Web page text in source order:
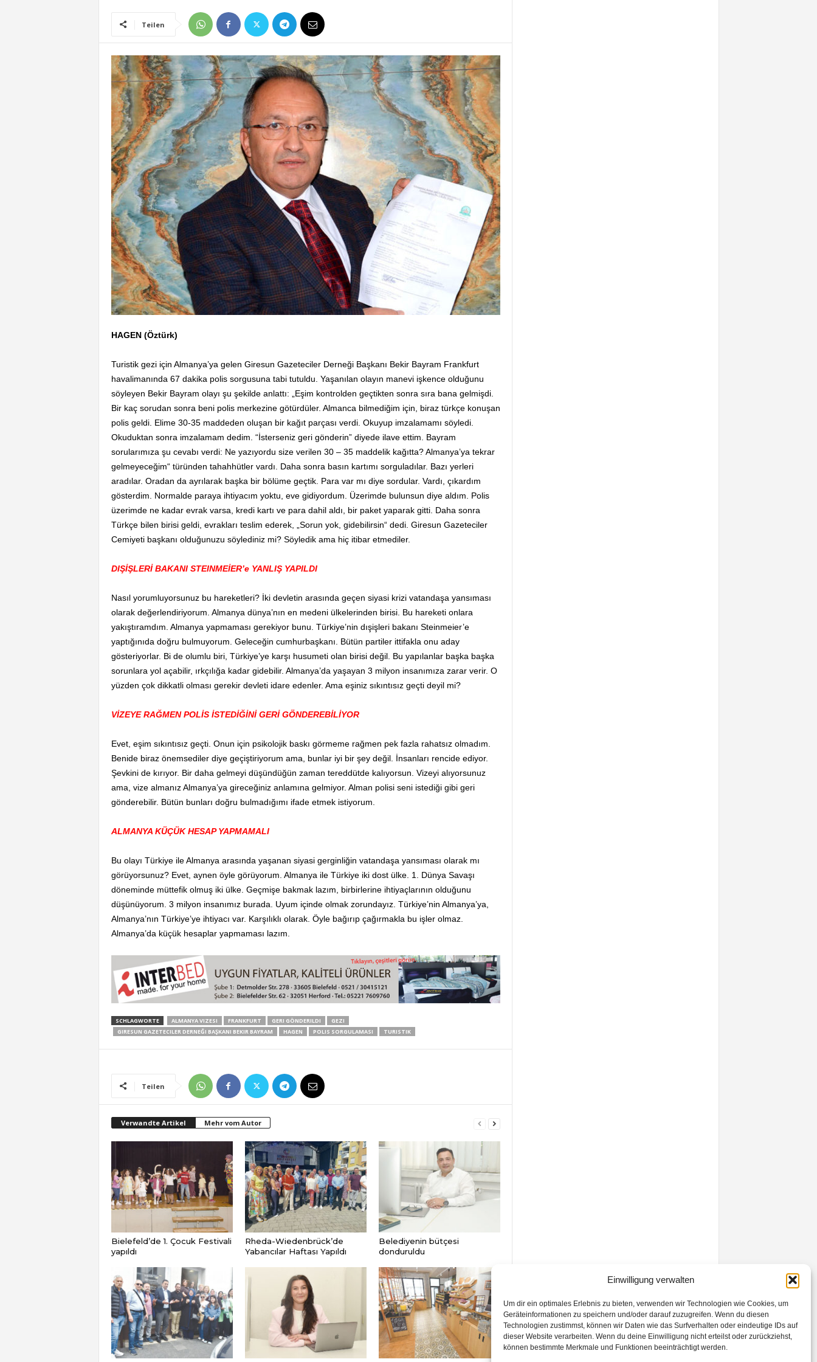
Einwilligung verwalten
Um dir ein optimales Erlebnis zu bieten, verwenden wir Technologien wie Cookies, um
Geräteinformationen zu speichern und/oder darauf zuzugreifen. Wenn du diesen
Technologien zustimmst, können wir Daten wie das Surfverhalten oder eindeutige IDs auf
dieser Website verarbeiten. Wenn du deine Einwilligung nicht erteilst oder zurückziehst,
können bestimmte Merkmale und Funktionen beeinträchtigt werden.
Teilen
HAGEN (Öztürk)
Turistik gezi için Almanya’ya gelen Giresun Gazeteciler Derneği Başkanı Bekir Bayram Frankfurt
havalimanında 67 dakika polis sorgusuna tabi tutuldu. Yaşanılan olayın manevi işkence olduğunu
söyleyen Bekir Bayram olayı şu şekilde anlattı: „Eşim kontrolden geçtikten sonra sıra bana gelmişdi.
Bir kaç sorudan sonra beni polis merkezine götürdüler. Almanca bilmediğim için, biraz türkçe konuşan
polis geldi. Elime 30-35 maddeden oluşan bir kağıt parçası verdi. Okuyup imzalamamı söyledi.
Okuduktan sonra imzalamam dedim. “İsterseniz geri gönderin” diyede ilave ettim. Bayram
sorularımıza şu cevabı verdi: Ne yazıyordu size verilen 30 – 35 maddelik kağıtta? Almanya’ya tekrar
gelmeyeceğim“ türünden tahahhütler vardı. Daha sonra basın kartımı sorguladılar. Bazı yerleri
aradılar. Oradan da ayrılarak başka bir bölüme geçtik. Para var mı diye sordular. Vardı, çıkardım
gösterdim. Normalde paraya ihtiyacım yoktu, eve gidiyordum. Üzerimde bulunsun diye aldım. Polis
üzerimde ne kadar evrak varsa, kredi kartı ve para dahil aldı, bir paket yaparak gitti. Daha sonra
Türkçe bilen birisi geldi, evrakları teslim ederek, „Sorun yok, gidebilirsin“dedi. Giresun Gazeteciler
Cemiyeti başkanı olduğunuzu söylediniz mi? Söyledik ama hiç itibar etmediler.
DIŞİŞLERİ BAKANI STEINMEİER’e YANLIŞ YAPILDI
Nasıl yorumluyorsunuz bu hareketleri? İki devletin arasında geçen siyasi krizi vatandaşa yansıması
olarak değerlendiriyorum. Almanya dünya’nın en medeni ülkelerinden birisi. Bu hareketi onlara
yakıştıramdım. Almanya yapmaması gerekiyor bunu. Türkiye’nin dışişleri bakanı Steinmeier’e
yaptığınıda doğru bulmuyorum. Geleceğin cumhurbaşkanı. Bütün partiler ittifakla onu aday
gösteriyorlar. Bi de olumlu biri, Türkiye’ye karşı husumeti olan birisi değil. Bu yapılanlar başka başka
sorunlara yol açabilir, ırkçılığa kadar gidebilir. Almanya’da yaşayan 3 milyon insanımıza zarar verir. O
yüzden çok dikkatli olması gerekir devleti idare edenler. Ama eşiniz sıkıntısız geçti deyil mi?
VİZEYE RAĞMEN POLİS İSTEDİĞİNİ GERİ GÖNDEREBİLİYOR
Evet, eşim sıkıntısız geçti. Onun için psikolojik baskı görmeme rağmen pek fazla rahatsız olmadım.
Benide biraz önemsediler diye geçiştiriyorum ama, bunlar iyi bir şey değil. İnsanları rencide ediyor.
Şevkini de kırıyor. Bir daha gelmeyi düşündüğün zaman tereddütde kalıyorsun. Vizeyi alıyorsunuz
ama, vize almanız Almanya’ya gireceğiniz anlamına gelmiyor. Alman polisi seni istediği gibi geri
gönderebilir. Bütün bunları doğru bulmadığımı ifade etmek istiyorum.
ALMANYA KÜÇÜK HESAP YAPMAMALI
Bu olayı Türkiye ile Almanya arasında yaşanan siyasi gerginliğin vatandaşa yansıması olarak mı
görüyorsunuz? Evet, aynen öyle görüyorum. Almanya ile Türkiye iki dost ülke. 1. Dünya Savaşı
döneminde müttefik olmuş iki ülke. Geçmişe bakmak lazım, birbirlerine ihtiyaçlarının olduğunu
düşünüyorum. 3 milyon insanımız burada. Uyum içinde olmak zorundayız. Türkiye’nin Almanya’ya,
Almanya’nın Türkiye’ye ihtiyacı var. Karşılıklı olarak. Öyle bağırıp çağırmakla bu işler olmaz.
Almanya’da küçük hesaplar yapmaması lazım.
SCHLAGWORTE ALMANYA VIZESI FRANKFURT GERI GÖNDERILDI
GEZI
GIRESUN GAZETECILER DERNEĞI BAŞKANI BEKIR BAYRAM
HAGEN POLIS SORGULAMASI TURISTIK
Teilen
Verwandte Artikel Mehr vom Autor
Bielefeld’de 1. Çocuk Festivali
yapıldı
Rheda-Wiedenbrück’de
Yabancılar Haftası Yapıldı
Belediyenin bütçesi
donduruldu